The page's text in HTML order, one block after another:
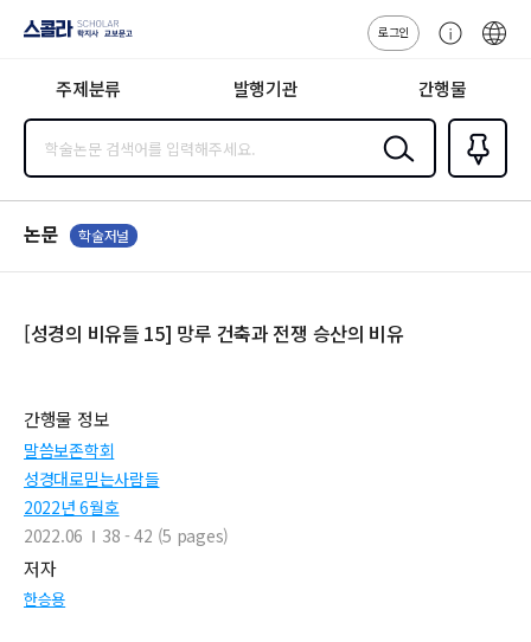
지사·교보문고
로그인
센
주제분류 발행기관 간행물
검색
즐겨찾
기0
논문 학술저널
[성경의 비유들 15] 망루 건축과 전쟁 승산의 비유
간행물 정보
말씀보존학회
성경대로믿는사람들
2022년 6월호
2022.06
38 - 42 (5 pages)
저자
한승용